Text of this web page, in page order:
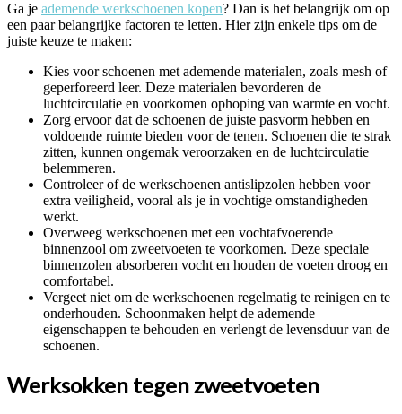
Ga je ademende werkschoenen kopen? Dan is het belangrijk om op
een paar belangrijke factoren te letten. Hier zijn enkele tips om de
juiste keuze te maken:
Kies voor schoenen met ademende materialen, zoals mesh of
geperforeerd leer. Deze materialen bevorderen de
luchtcirculatie en voorkomen ophoping van warmte en vocht.
Zorg ervoor dat de schoenen de juiste pasvorm hebben en
voldoende ruimte bieden voor de tenen. Schoenen die te strak
zitten, kunnen ongemak veroorzaken en de luchtcirculatie
belemmeren.
Controleer of de werkschoenen antislipzolen hebben voor
extra veiligheid, vooral als je in vochtige omstandigheden
werkt.
Overweeg werkschoenen met een vochtafvoerende
binnenzool om zweetvoeten te voorkomen. Deze speciale
binnenzolen absorberen vocht en houden de voeten droog en
comfortabel.
Vergeet niet om de werkschoenen regelmatig te reinigen en te
onderhouden. Schoonmaken helpt de ademende
eigenschappen te behouden en verlengt de levensduur van de
schoenen.
Werksokken tegen zweetvoeten